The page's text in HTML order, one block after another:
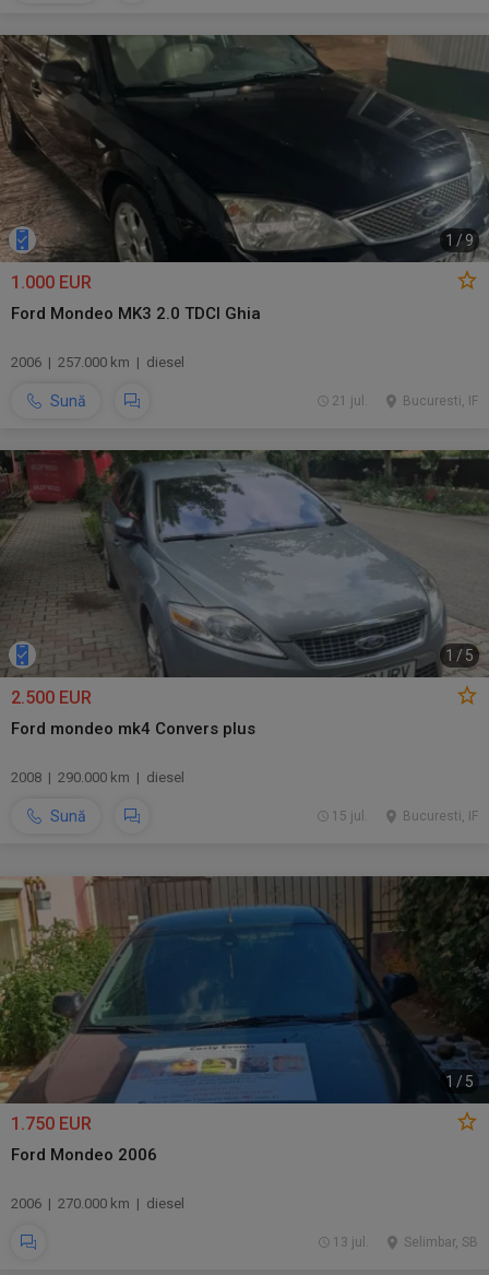
1 /9
1.000 EUR
Ford Mondeo MK3 2.0 TDCI Ghia
2006 | 257.000 km | diesel
Sună Bucuresti, IF
21 jul.
1 / 5
2.500 EUR
Ford mondeo mk4 Convers plus
2008 | 290.000 km | diesel
Sună Bucuresti, IF
15 jul.
1 / 5
1.750 EUR
Ford Mondeo 2006
2006 | 270.000 km | diesel
Selimbar, SB
13 jul.